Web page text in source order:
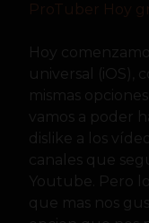
ProTuber Hoy
Hoy
universal (iOS),
mismas
vamos a poder
dislike a los
canales que
Youtube. Pero
que mas nos